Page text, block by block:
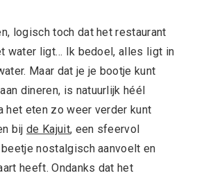
logisch toch dat het restaurant
water ligt… Ik bedoel, alles ligt in
Maar dat je je bootje kunt
dineren, is natuurlijk héél
het eten zo weer verder kunt
bijde Kajuit, een sfeervol
nostalgisch aanvoelt en
heeft. Ondanks dat het